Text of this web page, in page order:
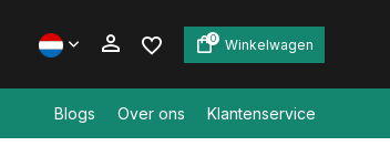
0 Winkelwagen
Blogs Over ons Klantenservice